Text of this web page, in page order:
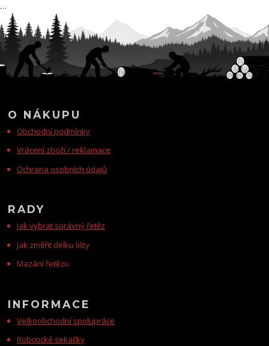
O NÁKUPU
Obchodní podmínky
Vrácení zboží / reklamace
Ochrana osobních údajů
RADY
Jak vybrat správný řetěz
Jak změřit délku lišty
Mazání řetězu
INFORMACE
Velkoobchodní spolupráce
Robotické sekačky
…